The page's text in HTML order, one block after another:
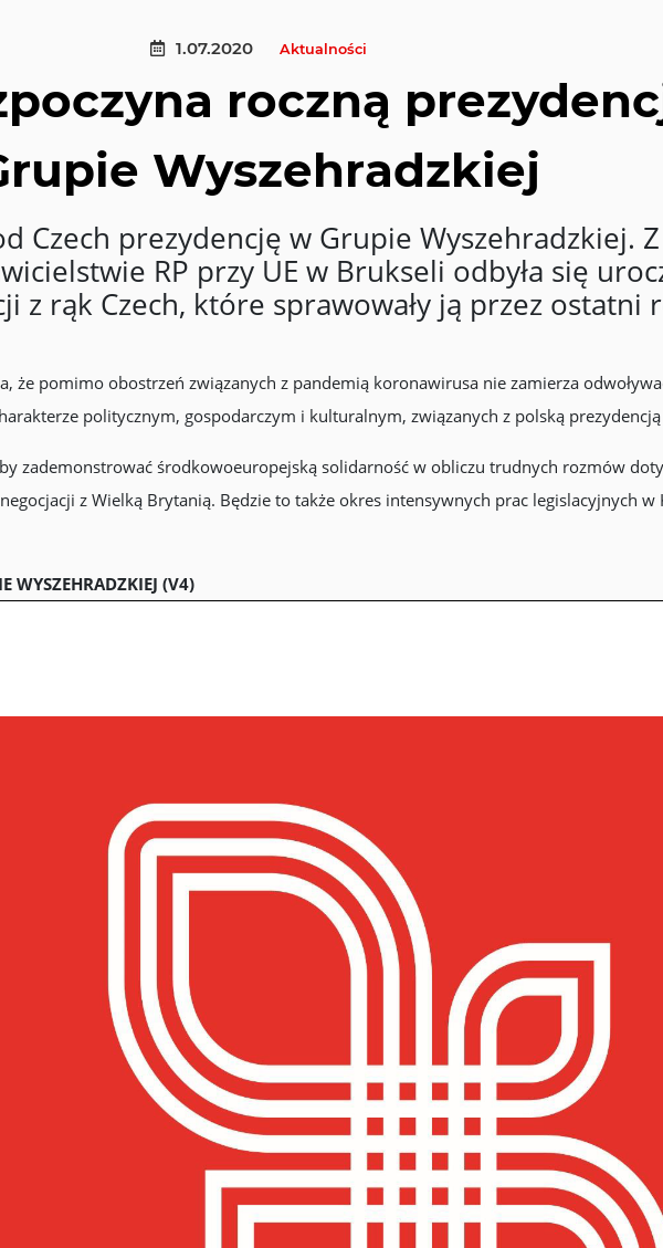
1.07.2020 Aktualności
roczną
Wyszehradzkiej
Czech prezydencję w Grupie Wyszehradzkiej.
RP przy UE w Brukseli odbyła się
z rąk Czech, które sprawowały ją przez ostatni
że pomimo obostrzeń związanych z pandemią koronawirusa nie zamierza
politycznym, gospodarczym i kulturalnym, związanych z polską prezydencją
zademonstrować środkowoeuropejską solidarność w obliczu trudnych rozmów
z Wielką Brytanią. Będzie to także okres intensywnych prac legislacyjnych
WYSZEHRADZKIEJ (V4)